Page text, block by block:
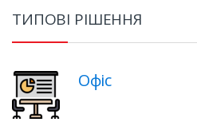
ТИПОВІ РІШЕННЯ
Офіс